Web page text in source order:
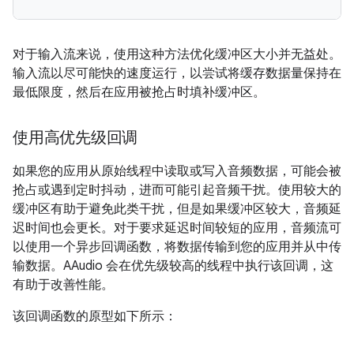
对于输入流来说，使用这种方法优化缓冲区大小并无益处。
输入流以尽可能快的速度运行，以尝试将缓存数据量保持在
最低限度，然后在应用被抢占时填补缓冲区。
使用高优先级回调
如果您的应用从原始线程中读取或写入音频数据，可能会被
抢占或遇到定时抖动，进而可能引起音频干扰。使用较大的
缓冲区有助于避免此类干扰，但是如果缓冲区较大，音频延
迟时间也会更长。对于要求延迟时间较短的应用，音频流可
以使用一个异步回调函数，将数据传输到您的应用并从中传
输数据。AAudio 会在优先级较高的线程中执行该回调，这
有助于改善性能。
该回调函数的原型如下所示：